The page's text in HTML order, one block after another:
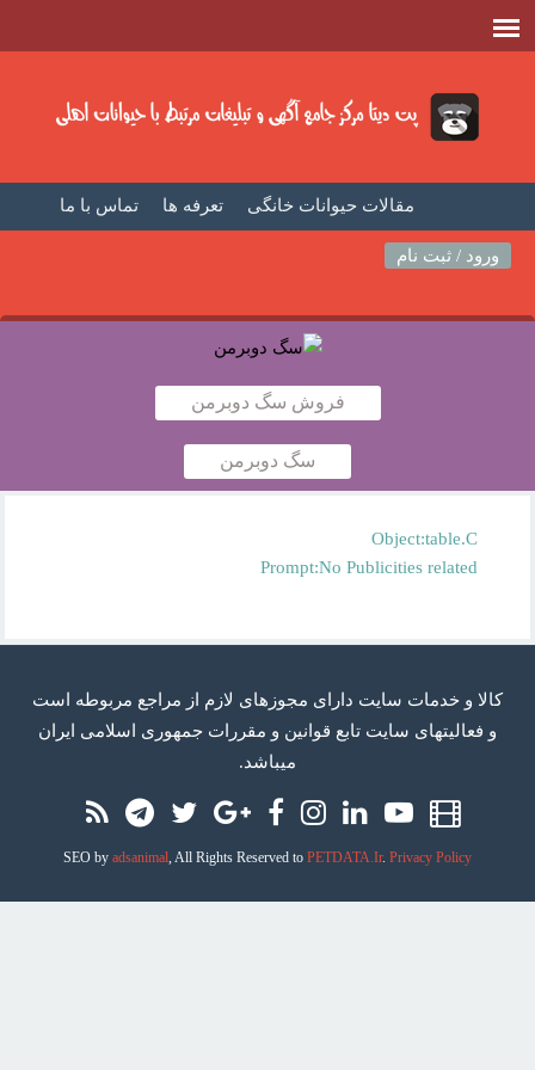
تماس با ما تعرفه ها مقالات حیوانات خانگی
صفحه اصلی
ورود / ثبت نام
فروش سگ دوبرمن
سگ دوبرمن
Object:table.C
Prompt:No Publicities related
كالا و خدمات سایت دارای مجوزهای لازم از مراجع مربوطه است
و فعاليتهای سايت تابع قوانين و مقررات جمهوری اسلامی ايران
میباشد.
Aparat
Youtube
Linkedin
Instagram
Facebook
Google
Twitter
Telegram
SEO by adsanimal, All Rights Reserved to PETDATA.Ir. Privacy Policy